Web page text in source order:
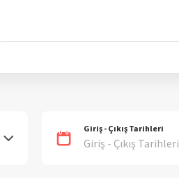
Giriş - Çıkış Tarihleri
Giriş - Çıkış Tarihleri